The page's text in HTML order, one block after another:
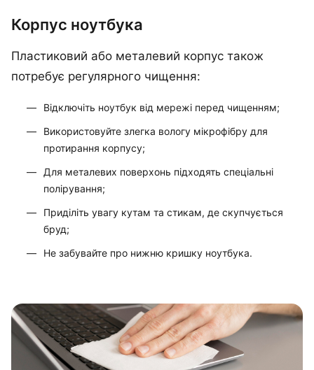
Корпус ноутбука
Пластиковий або металевий корпус також
потребує регулярного чищення:
Відключіть ноутбук від мережі перед чищенням;
Використовуйте злегка вологу мікрофібру для
протирання корпусу;
Для металевих поверхонь підходять спеціальні
полірування;
Приділіть увагу кутам та стикам, де скупчується
бруд;
Не забувайте про нижню кришку ноутбука.